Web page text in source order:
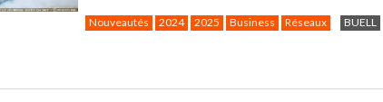
Nouveautés 2024 2025 Business Réseaux BUELL